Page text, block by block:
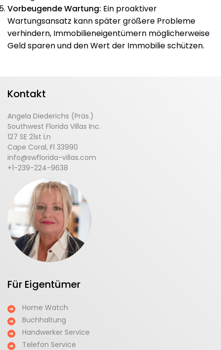
Vorbeugende Wartung: Ein proaktiver
Wartungsansatz kann später größere Probleme
verhindern, Immobilieneigentümern möglicherweise
Geld sparen und den Wert der Immobilie schützen.
Kontakt
Angela Diederichs (Präs.)
Southwest Florida Villas Inc.
127 SE 21st Ln
Cape Coral, Fl 33990
info@swflorida-villas.com
+1-239-224-9638
Für Eigentümer
Home Watch
Buchhaltung
Handwerker Service
Telefon Service